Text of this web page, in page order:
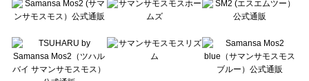
Te chichi CLASSIC（テチチ クラシック）のボトムス一覧
Lugnoncure（ルノンキュール）のボトムス一覧
BETTY'S BLUE（べティーズブルー）のボトムス一覧
Wpc.（ワールドパーティー）のボトムス一覧